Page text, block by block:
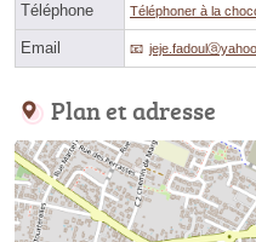
Téléphone Téléphoner à la
Email
Plan et adresse